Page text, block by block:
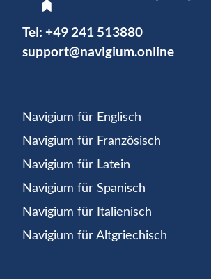
Tel: +49 241 513880
support@navigium.online
Navigium für Englisch
Navigium für Französisch
Navigium für Latein
Navigium für Spanisch
Navigium für Italienisch
Navigium für Altgriechisch